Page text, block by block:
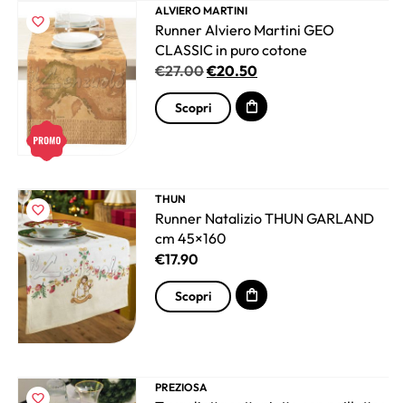
ALVIERO MARTINI
Runner Alviero Martini GEO
CLASSIC in puro cotone
€27.00€20.50
Scopri
THUN
Runner Natalizio THUN GARLAND
cm 45×160
€17.90
Scopri
PREZIOSA